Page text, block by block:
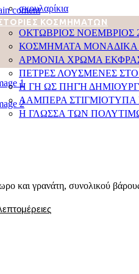
content
σκουλαρίκια
ΚΟΣΜΗΜΑΤΩΝ
ΟΚΤΩΒΡΙΟΣ ΝΟΕΜΒΡΙΟΣ
ΚΟΣΜΗΜΑΤΑ ΜΟΝΑΔΙΚΑ
APMONIA ΧΡΩΜΑ
ΠΕΤΡΕΣ ΛΟΥΣΜEΝΕΣ
Η ΓΗ ΩΣ ΠΗΓΉ
ΛΑΜΠΕΡΑ ΣΤΙΓΜΙΟΤΥΠΑ
Η ΓΛΩΣΣΑ ΤΩΝ
και γρανάτη, συνολικού